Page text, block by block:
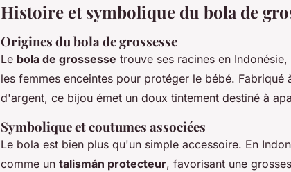
Histoire et symbolique du bola de
Origines du bola de grossesse
Le bola de grossesse trouve ses racines en
les femmes enceintes pour protéger le bébé.
d'argent, ce bijou émet un doux tintement destiné à
Symbolique et coutumes associées
Le bola est bien plus qu'un simple accessoire. En
comme un talismán protecteur, favorisant une